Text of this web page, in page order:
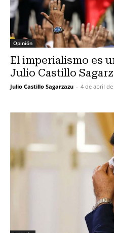
Opinión
El imperialismo es
Julio Castillo
Julio Castillo Sagarzazu - 4 de abril de